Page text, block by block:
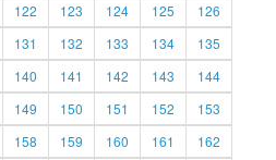
122 123 124 125
126
131 132 133 134
135
140 141 142 143
144
149 150 151 152
153
158 159 160 161
162